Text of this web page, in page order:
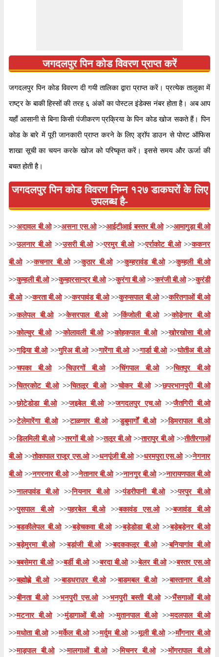
डाक घर आमागुड़ा बी.ओ
क्षेत्र रायपुर
स्थान जगदलपुर, बस्तर
पता
समय सोमवार से शनिवार सुबह ८ बजे से शाम ४ बजे तक
तालुका जगदलपुर
जिला बस्तर
कार्यालय शाखा डाक घर
सर्कल छत्तीसगढ़
विभाग बस्तर
वितरण? हाँ
जानकारी
भारतीय पोस्टल कोड के पहले २ अंकों के अनुसार, ४९४००१
पिन कोड छत्तीसगढ़ सर्कल के अंतर्गत आता है। कोड के अंतिम
पृष्ठ of10
परिणाम प्रति पृष्ठ
जगदलपुर पिन कोड विवरण प्राप्त करें
जगदलपुर पिन कोड विवरण दी गयी तालिका द्वारा प्राप्त करें। प्रत्येक तालुका में
राष्ट्र के बाकी हिस्सों की तरह ६ अंकों का पोस्टल इंडेक्स नंबर होता है। अब आप
यहाँ आसानी से बिना किसी पंजीकरण प्रक्रिया के पिन कोड खोज सकते हैं। पिन
कोड के बारे में पूरी जानकारी प्राप्त करने के लिए ड्रॉप डाउन से पोस्ट ऑफिस
शाखा सूची का चयन करके खोज को परिष्कृत करें। इससे समय और ऊर्जा की
बचत होती है।
जगदलपुर पिन कोड विवरण निम्न १२७ डाकघरों के लिए
उपलब्ध है-
>>अदावल बी.ओ>>असना एस.ओ>>आईटीआई बस्तर बी.ओ>>आमागुड़ा बी.ओ
>>उलनार बी.ओ>>उसरी बी.ओ>>एरमुर बी.ओ>>एर्राकोट बी.ओ>>ककनर
बी.ओ>>कचनार बी.ओ>>कुठार बी.ओ>>कुम्हरावंड बी.ओ>>कुम्हली बी.ओ
>>कुम्हली बी.ओ>>कुम्हारसान्द्र बी.ओ>>कुरंगा बी.ओ>>करंजी बी.ओ>>कुरंडी
बी.ओ>>करता बी.ओ>>करपावंड बी.ओ>>कुरुसपाल बी.ओ>>करितगाओं बी.ओ
>>कलेपल बी.ओ>>केसरपाल बी.ओ>>किंजोली बी.ओ>>कोड़ेनार बी.ओ
>>कोल्चुर बी.ओ>>कोलावली बी.ओ>>कोहकपाल बी.ओ>>खोरखोसा बी.ओ
>>गढ़िया बी.ओ>>गुरिअ बी.ओ>>गारेंगा बी.ओ>>गार्डा बी.ओ>>घोतीअ बी.ओ
>>चपका बी.ओ>>चिउरगों बी.ओ>>चिंगपाल बी.ओ>>चितपुर बी.ओ
>>चित्रकोट बी.ओ>>चितलूर बी.ओ>>चोकर बी.ओ>>छपरभानपुरी बी.ओ
>>छोटेडोडा बी.ओ>>जइबेल बी.ओ>>जगदलपुर एच.ओ>>जैतगिरी बी.ओ
>>टेलेमारेंगा बी.ओ>>टाळणार बी.ओ>>डुबुमार्गों बी.ओ>>डिमरापाल बी.ओ
>>डिलमिली बी.ओ>>तरगों बी.ओ>>तलूर बी.ओ>>तारापुर बी.ओ>>तीतीरगाओं
बी.ओ>>तोकापाल राजूर एस.ओ>>धनपूंजी बी.ओ>>धरमपुरा एस.ओ>>नेगनार
बी.ओ>>नगरनार बी.ओ>>नेतानार बी.ओ>>नानगुर बी.ओ>>नारायणपाल बी.ओ
>>नालपावंड बी.ओ>>नियनार बी.ओ>>पंडरीपानी बी.ओ>>परपुर बी.ओ
>>पुसपाल बी.ओ>>पहरबेल बी.ओ>>बकावंड एस.ओ>>बजावंड बी.ओ
>>बडकीलेपल बी.ओ>>बड़ेचकवा बी.ओ>>बड़ेडोडा बी.ओ>>बड़ेबड़ेनर बी.ओ
>>बड़ेमुरमा बी.ओ>>बड़ांजी बी.ओ>>बदककलूर बी.ओ>>बनियागांव बी.ओ
>>बबसेमरा बी.ओ>>बर्डी बी.ओ>>बरदा बी.ओ>>बेलर बी.ओ>>बस्तर एस.ओ
>>बह्मोह्ले बी.ओ>>बाडधराउर बी.ओ>>बाडमबल बी.ओ>>बास्तानार बी.ओ
>>बीनता बी.ओ>>भनपुरी एस.ओ>>भनपुरी बस्ती बी.ओ>>भैंसगाओं बी.ओ
>>मटनार बी.ओ>>मुंडागाओं बी.ओ>>मुतानपाल बी.ओ>>मदलपाल बी.ओ
>>मधोता बी.ओ>>मर्केल बी.ओ>>मर्दुम बी.ओ>>मूली बी.ओ>>माँगनार बी.ओ
>>माड़पाल बी.ओ>>मालगाओं बी.ओ>>मिचनर बी.ओ>>मोंगरापाल बी.ओ